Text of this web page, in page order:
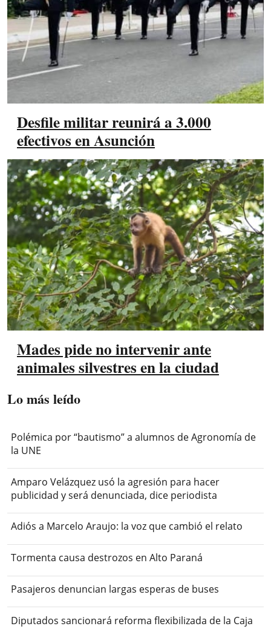
Desfile militar reunirá a 3.000
efectivos en Asunción
Mades pide no intervenir ante
animales silvestres en la ciudad
Lo más leído
Polémica por “bautismo” a alumnos de Agronomía de
la UNE
Amparo Velázquez usó la agresión para hacer
publicidad y será denunciada, dice periodista
Adiós a Marcelo Araujo: la voz que cambió el relato
Tormenta causa destrozos en Alto Paraná
Pasajeros denuncian largas esperas de buses
Diputados sancionará reforma flexibilizada de la Caja